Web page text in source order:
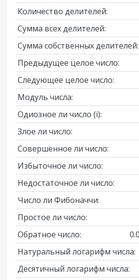
Количество делителей:
Сумма всех делителей:
Сумма собственных делителей:
Предыдущее целое число:
Следующее целое число:
Модуль числа:
Одиозное ли число (i):
Злое ли число:
Совершенное ли число:
Избыточное ли число:
Недостаточное ли число:
Число ли Фибоначчи:
Простое ли число:
Обратное число:
Натуральный логарифм числа:
Десятичный логарифм числа: